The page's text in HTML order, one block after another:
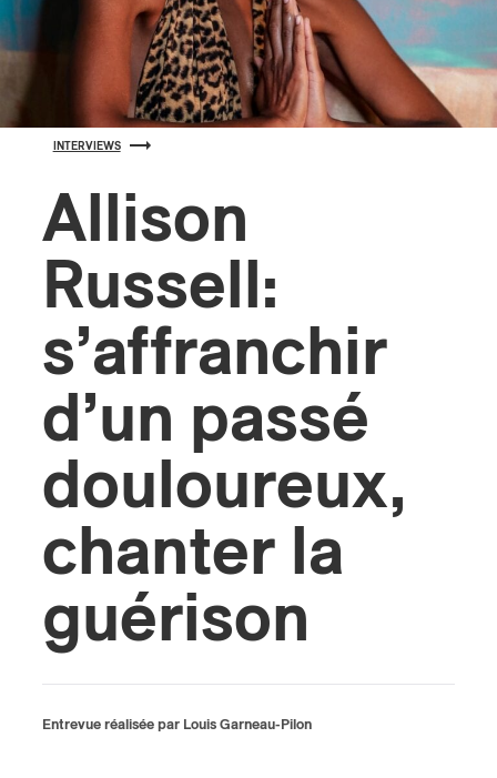
INTERVIEWS
Allison
Russell:
s’affranchir
d’un passé
douloureux,
chanter la
guérison
Entrevue réalisée par Louis Garneau-Pilon